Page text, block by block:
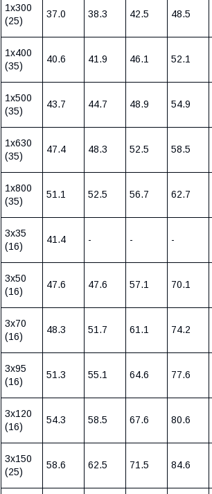
1х300
(25)
37.0 38.3 42.5 48.5
1х400
(35)
40.6 41.9 46.1 52.1
1х500
(35)
43.7 44.7 48.9 54.9
1х630
(35)
47.4 48.3 52.5 58.5
1х800
(35)
51.1 52.5 56.7 62.7
3х35
(16)
41.4 - - -
3х50
(16)
47.6 47.6 57.1 70.1
3х70
(16)
48.3 51.7 61.1 74.2
3х95
(16)
51.3 55.1 64.6 77.6
3х120
(16)
54.3 58.5 67.6 80.6
3х150
(25)
58.6 62.5 71.5 84.6